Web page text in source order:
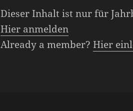
Dieser Inhalt ist nur für
Hier anmelden
Already a member?Hier